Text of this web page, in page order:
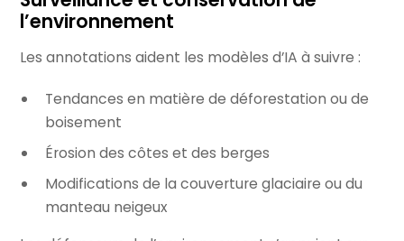
l’environnement
Les annotations aident les modèles d’IA à suivre :
Tendances en matière de déforestation ou de
boisement
Érosion des côtes et des berges
Modifications de la couverture glaciaire ou du
manteau neigeux